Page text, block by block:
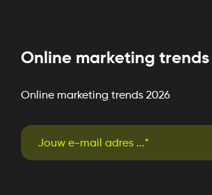
Online marketing trends
Online marketing trends 2026